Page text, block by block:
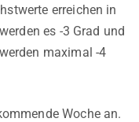
erreichen in
es -3 Grad und
maximal -4
Woche an.